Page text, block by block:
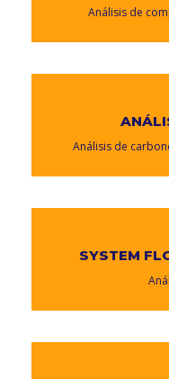
Análisis de
Análisis de
SYSTEM